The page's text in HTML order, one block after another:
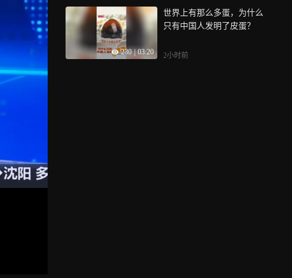
230 | 03:20
世界上有那么多蛋，为什么
只有中国人发明了皮蛋？
2小时前